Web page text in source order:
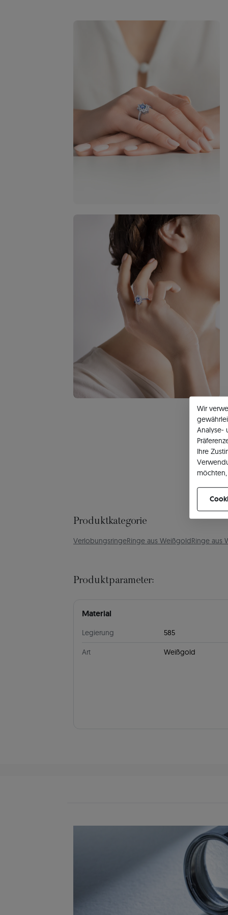
Produktkategorie
VerlobungsringeRinge aus WeißgoldRinge aus
Produktparameter:
Material
Legierung 585
Art Weißgold
Wir
Analyse-
Ihre